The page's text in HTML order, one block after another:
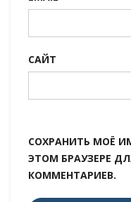
САЙТ
СОХРАНИТЬ МОЁ
ЭТОМ БРАУЗЕРЕ
КОММЕНТАРИЕВ.